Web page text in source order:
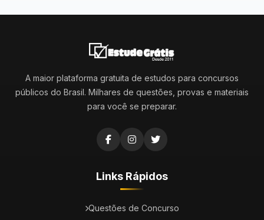
A maior plataforma gratuita de estudos para concursos
públicos do Brasil. Milhares de questões, provas e materiais
para você se preparar.
Links Rápidos
Questões de Concurso